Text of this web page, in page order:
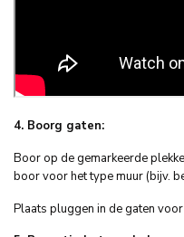
4. Boorg gaten:
Boor op de gemarkeerde
boor voor het type muur (bijv.
Plaats pluggen in de gaten